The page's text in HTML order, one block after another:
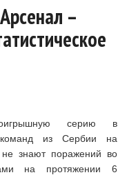
–
серию в
команд из Сербии на
не знают поражений во
на протяжении 6